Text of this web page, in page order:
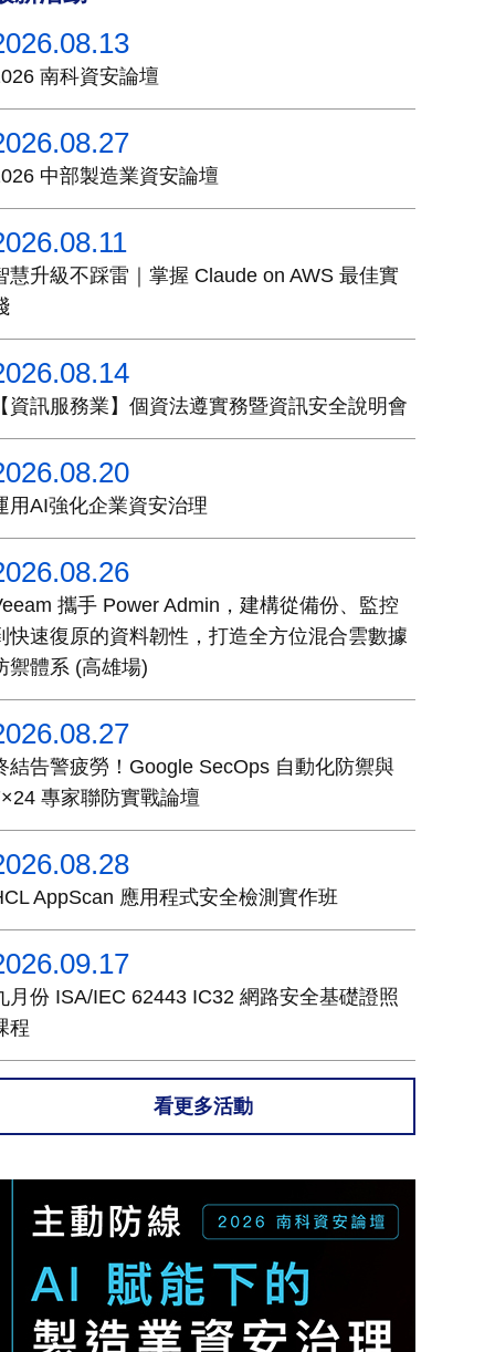
南科資安論壇
中部製造業資安論壇
慧升級不踩雷｜掌握 Claude on AWS 最佳實
資訊服務業】個資法遵實務暨資訊安全說明會
用AI強化企業資安治理
攜手 Power Admin，建構從備份、監控
快速復原的資料韌性，打造全方位混合雲數據
禦體系 (高雄場)
結告警疲勞！Google SecOps 自動化防禦與
專家聯防實戰論壇
AppScan 應用程式安全檢測實作班
月份 ISA/IEC 62443 IC32 網路安全基礎證照
程
看更多活動